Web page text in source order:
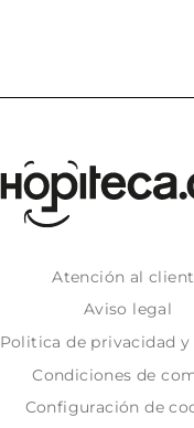
Atención al
Aviso legal
Politica de privacidad y
Condiciones de
Configuración de